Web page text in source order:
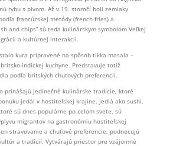
rybu s pivom. Až v 19. storočí boli zemiaky
francúzskej metódy (french fries) a
and chips” sú teda kulinárskym symbolom Veľkej
a kultúrnej interakcii.
kura pripravené na spôsob tikka masala –
indickej kuchyne. Predstavuje totiž
podľa britských chuťových preferencií.
prinášajú jedinečné kulinárske tradície, ktoré
jedál v hostiteľskej krajine. Jedlá ako sushi,
sú dnes populárne po celom svete, sú
migrantov na gastronómiu hostiteľskej
stravovanie a chuťové preferencie, podnecujú
a tradícií. Vytvárajú priestor pre vzájomné